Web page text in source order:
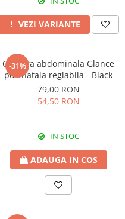
VEZI VARIANTE
-31%
Centura abdominala Glance
postnatala reglabila - Black
79,00 RON
54,50 RON
IN STOC
ADAUGA IN COS